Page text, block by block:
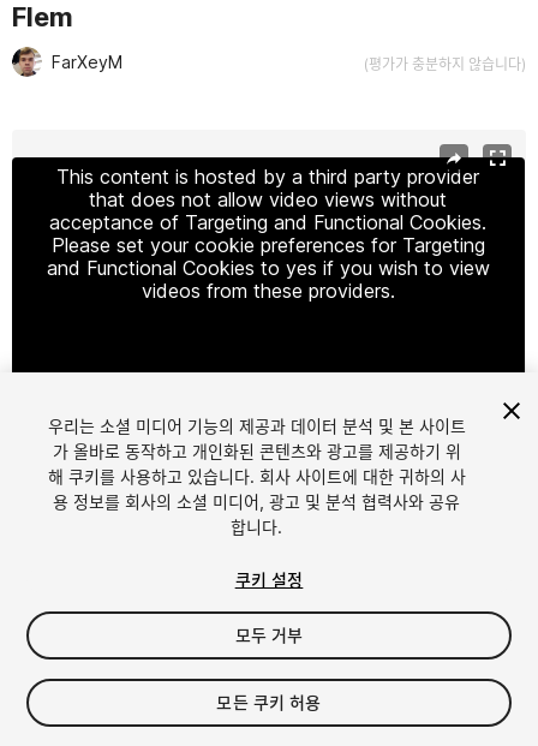
Flem
FarXeyM (평가가 충분하지 않습니다)
This content is hosted by a third party provider
that does not allow video views without
acceptance of Targeting and Functional Cookies.
Please set your cookie preferences for Targeting
and Functional Cookies to yes if you wish to view
videos from these providers.
1/16
$24.99
세금/부가세는 결제 시 반영됩니다.
우리는 소셜 미디어 기능의 제공과 데이터 분석 및 본 사이트
가 올바로 동작하고 개인화된 콘텐츠와 광고를 제공하기 위
해 쿠키를 사용하고 있습니다. 회사 사이트에 대한 귀하의 사
용 정보를 회사의 소셜 미디어, 광고 및 분석 협력사와 공유
합니다.
쿠키 설정
모두 거부
모든 쿠키 허용